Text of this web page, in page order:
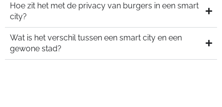
Hoe zit het met de privacy van burgers in een smart
city?
Wat is het verschil tussen een smart city en een
gewone stad?